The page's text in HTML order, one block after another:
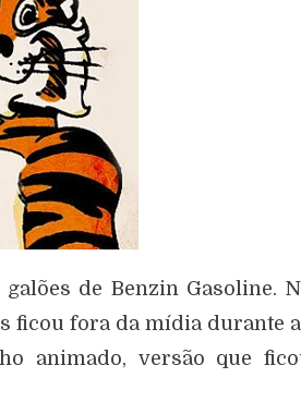
de Benzin Gasoline.
ficou fora da mídia durante
animado, versão que